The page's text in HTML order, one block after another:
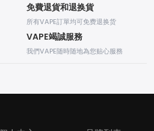
免費退貨和退换貨
所有VAPE訂單均可免费退换货
VAPE竭誠服務
我們VAPE随時随地為您贴心服務